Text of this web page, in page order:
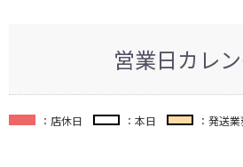
営業日カレ
：店休日 ：本日 ：発送